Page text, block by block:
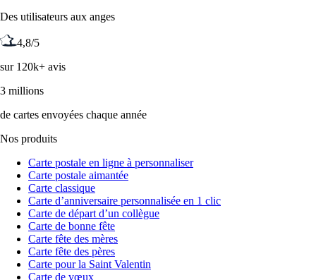
Des utilisateurs aux anges
4,8/5
sur 120k+ avis
3 millions
de cartes envoyées chaque année
Nos produits
Carte postale en ligne à personnaliser
Carte postale aimantée
Carte classique
Carte d’anniversaire personnalisée en 1 clic
Carte de départ d’un collègue
Carte de bonne fête
Carte fête des mères
Carte fête des pères
Carte pour la Saint Valentin
Carte de vœux